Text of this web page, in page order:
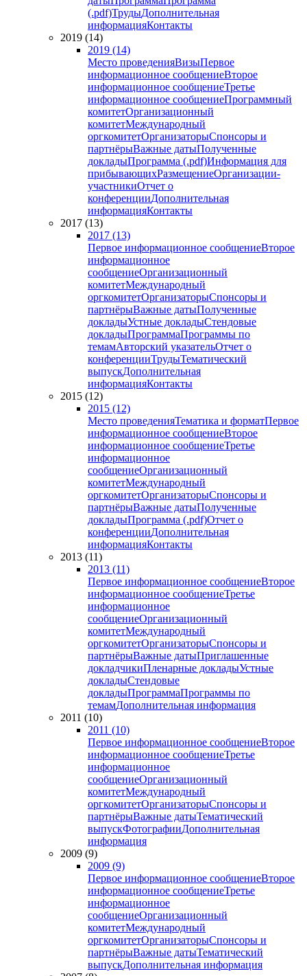
(.pdf)ТрудыДополнительная
информацияКонтакты
2019 (14)
2019 (14)
Место проведенияВизыПервое
информационное сообщениеВторое
информационное сообщениеТретье
информационное сообщениеПрограммный
комитетОрганизационный
комитетМеждународный
оргкомитетОрганизаторыСпонсоры и
партнёрыВажные датыПолученные
докладыПрограмма (.pdf)Информация для
прибывающихРазмещениеОрганизации-
участникиОтчет о
конференцииДополнительная
информацияКонтакты
2017 (13)
2017 (13)
Первое информационное сообщениеВторое
информационное
сообщениеОрганизационный
комитетМеждународный
оргкомитетОрганизаторыСпонсоры и
партнёрыВажные датыПолученные
докладыУстные докладыСтендовые
докладыПрограммаПрограммы по
темамАвторский указательОтчет о
конференцииТрудыТематический
выпускДополнительная
информацияКонтакты
2015 (12)
2015 (12)
Место проведенияТематика и форматПервое
информационное сообщениеВторое
информационное сообщениеТретье
информационное
сообщениеОрганизационный
комитетМеждународный
оргкомитетОрганизаторыСпонсоры и
партнёрыВажные датыПолученные
докладыПрограмма (.pdf)Отчет о
конференцииДополнительная
информацияКонтакты
2013 (11)
2013 (11)
Первое информационное сообщениеВторое
информационное сообщениеТретье
информационное
сообщениеОрганизационный
комитетМеждународный
оргкомитетОрганизаторыСпонсоры и
партнёрыВажные датыПриглашенные
докладчикиПленарные докладыУстные
докладыСтендовые
докладыПрограммаПрограммы по
темамДополнительная информация
2011 (10)
2011 (10)
Первое информационное сообщениеВторое
информационное сообщениеТретье
информационное
сообщениеОрганизационный
комитетМеждународный
оргкомитетОрганизаторыСпонсоры и
партнёрыВажные датыТематический
выпускФотографииДополнительная
информация
2009 (9)
2009 (9)
Первое информационное сообщениеВторое
информационное сообщениеТретье
информационное
сообщениеОрганизационный
комитетМеждународный
оргкомитетОрганизаторыСпонсоры и
партнёрыВажные датыТематический
выпускДополнительная информация